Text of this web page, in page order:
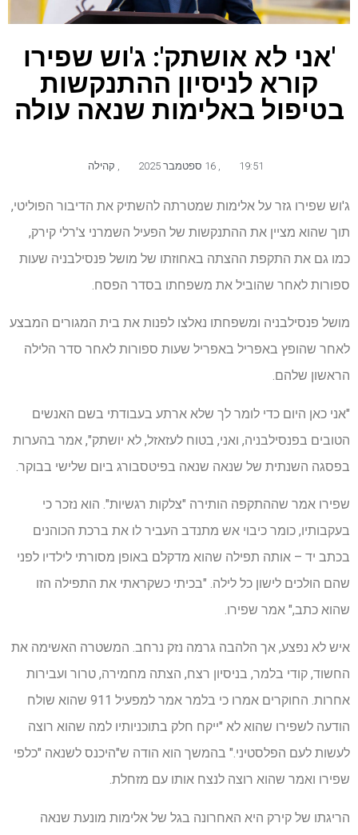
'אני לא אושתק': ג'וש שפירו
קורא לניסיון ההתנקשות
בטיפול באלימות שנאה עולה
19:51 קהילה
ג'וש שפירו גזר על אלימות שמטרתה להשתיק את הדיבור הפוליטי,
תוך שהוא מציין את ההתנקשות של הפעיל השמרני צ'רלי קירק,
כמו גם את התקפת ההצתה באחוזתו של מושל פנסילבניה שעות
ספורות לאחר שהוביל את משפחתו בסדר הפסח.
מושל פנסילבניה ומשפחתו נאלצו לפנות את בית המגורים המבצע
לאחר שהופץ באפריל באפריל שעות ספורות לאחר סדר הלילה
הראשון שלהם.
"אני כאן היום כדי לומר לך שלא ארתע בעבודתי בשם האנשים
הטובים בפנסילבניה, ואני, בטוח לעזאזל, לא יושתק", אמר בהערות
בפסגה השנתית של שנאה שנאה בפיטסבורג ביום שלישי בבוקר.
שפירו אמר שההתקפה הותירה "צלקות רגשיות". הוא נזכר כי
בעקבותיו, כומר כיבוי אש מתנדב העביר לו את ברכת הכוהנים
בכתב יד – אותה תפילה שהוא מדקלם באופן מסורתי לילדיו לפני
שהם הולכים לישון כל לילה. "בכיתי כשקראתי את התפילה הזו
שהוא כתב," אמר שפירו.
איש לא נפצע, אך הלהבה גרמה נזק נרחב. המשטרה האשימה את
החשוד, קודי בלמר, בניסיון רצח, הצתה מחמירה, טרור ועבירות
אחרות. החוקרים אמרו כי בלמר אמר למפעיל 911 שהוא שולח
הודעה לשפירו שהוא לא "ייקח חלק בתוכניותיו למה שהוא רוצה
לעשות לעם הפלסטיני." בהמשך הוא הודה ש"היכנס לשנאה "כלפי
שפירו ואמר שהוא רוצה לנצח אותו עם מזחלת.
הריגתו של קירק היא האחרונה בגל של אלימות מונעת שנאה